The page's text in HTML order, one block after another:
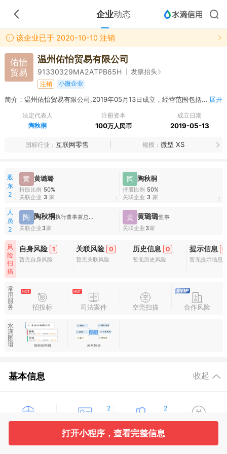
企业动态
该企业已于 2020-10-10 注销
佑怡
贸易
温州佑怡贸易有限公司
91330329MA2ATPB65H 发票抬头
注销 小微企业
简介：温州佑怡贸易有限公司,2019年05月13日成立，经营范围包括网上销售（不含实体经营和仓储服务）：服装、鞋帽、箱包、计算机及配件、办公设备、眼镜（不含隐形眼镜）、钟表、化妆品、饰品、家具、生活日用品、洗护用品、卫浴洁具、珠宝、皮革制品、母婴用品（不含食品）、床上用品、针纺织品、塑料制品、工艺礼品（不含艺术品）、橡胶制品、文具用品、体育用品（不含弩）、五金制品、家用电器、电子产品（不含电子出版物）、纸制品、照明器材、玩具。（依法须经批准的项目，经相关部门批准后方可开展经营活动） 展开
法定代表人
陶秋桐
注册资本
100万人民币
成立日期
2019-05-13
国标行业 互联网零售 规模 微型 XS
股
东
2
黄 黄璐璐
持股比例 50%
关联企业 3 家 1
陶 陶秋桐
持股比例 50%
关联企业 3 家 2
人
员
2
陶 陶秋桐
执行董事兼总经理
关联企业 3家
黄 黄璐璐监事
关联企业 3家
风
险
扫
描
自身风险 1
暂无自身风险
关联风险 0
暂无关联风险
历史信息 0
暂无历史风险
提示信息 0
暂无提示信息
常
用
服
务
招投标 司法案件 空壳扫描 合作风险
水
滴
图
谱
基本信息 收起
2
股东信息
2
主要人员
打开小程序，查看完整信息